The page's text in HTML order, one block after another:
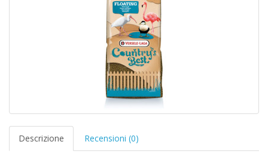
Descrizione Recensioni (0)